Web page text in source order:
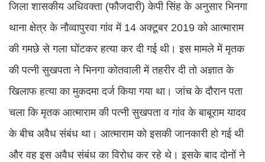
जिला शासकीय अधिवक्ता (फौजदारी) केपी सिंह के अनुसार भिनगा
थाना क्षेत्र के नौव्वापुरवा गांव में 14 अक्टूबर 2019 को आत्माराम
की गमछे से गला घोंटकर हत्या कर दी गई थी। इस मामले में मृतक
की पत्नी सुखपता ने भिनगा कोतवाली में तहरीर दी तो अज्ञात के
खिलाफ हत्या का मुकदमा दर्ज किया गया था। जांच के दौरान पता
चला कि मृतक आत्माराम की पत्नी सुखपता व गांव के बाबूराम यादव
के बीच अवैध संबंध था। आत्माराम को इसकी जानकारी हो गई थी
और वह इस अवैध संबंध का विरोध कर रहे थे। इसके बाद दोनों ने